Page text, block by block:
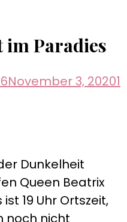
Paradies
November 3, 20201
Dunkelheit
Queen Beatrix
19 Uhr Ortszeit,
noch nicht